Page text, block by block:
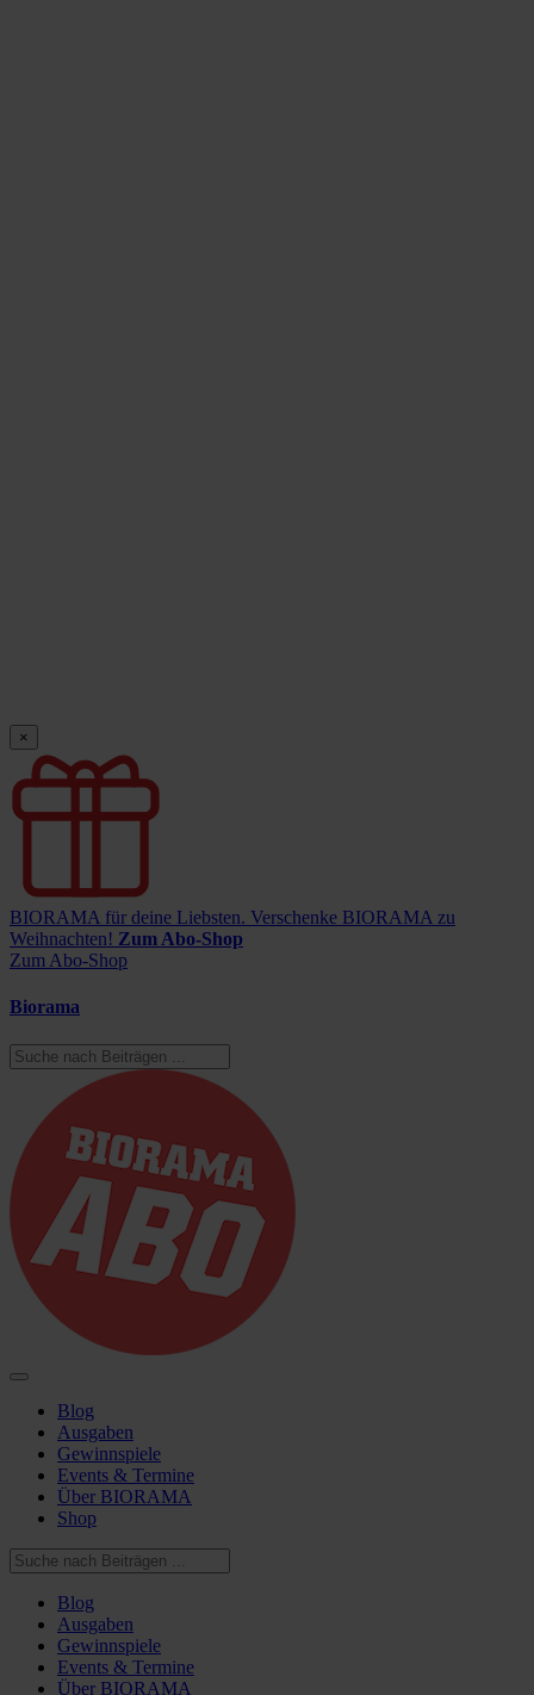
×
BIORAMA für deine Liebsten. Verschenke BIORAMA zu
Weihnachten! Zum Abo-Shop
Zum Abo-Shop
Biorama
Blog
Ausgaben
Gewinnspiele
Events & Termine
Über BIORAMA
Shop
Blog
Ausgaben
Gewinnspiele
Events & Termine
Über BIORAMA